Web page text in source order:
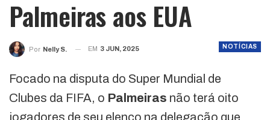
Palmeiras aos EUA
NOTÍCIAS
Por Nelly S. EM 3 JUN, 2025
Focado na disputa do Super Mundial de
Clubes da FIFA, o Palmeiras não terá oito
jogadores de seu elenco na delegação que